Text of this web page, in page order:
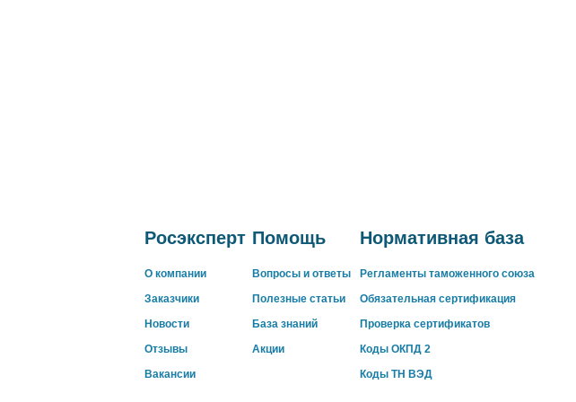
Росэксперт
О компании
Заказчики
Новости
Отзывы
Вакансии
Помощь
Вопросы и ответы
Полезные статьи
База знаний
Акции
Нормативная база
Регламенты таможенного союза
Обязательная сертификация
Проверка сертификатов
Коды ОКПД 2
Коды ТН ВЭД